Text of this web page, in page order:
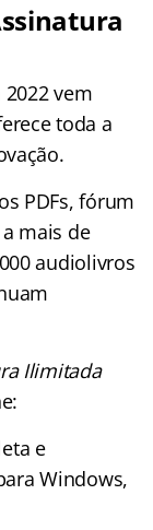
vem
toda a
PDFs, fórum
mais de
audiolivros
Ilimitada
e
Windows,